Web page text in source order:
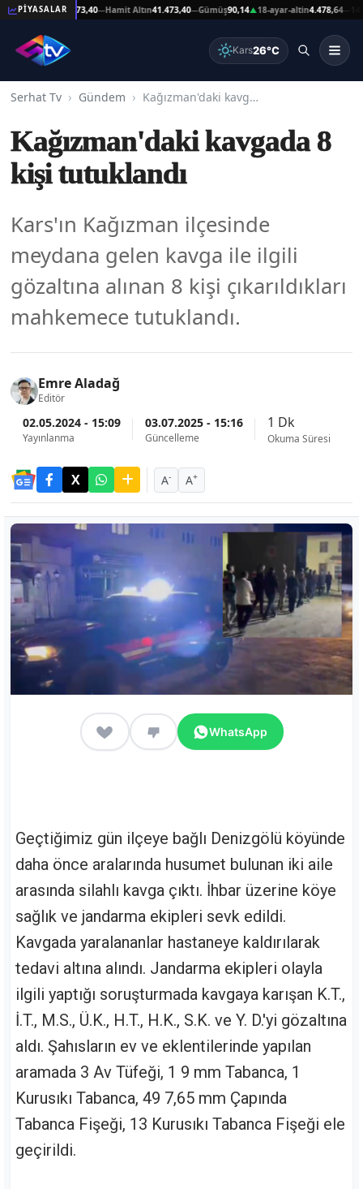
PİYASALAR
Altın41.473,40—Hamit Altın41.473,40—Gümüş90,14▲18-ayar-altin4.478,64—14-
Kars26°C
Serhat Tv Gündem Kağızman'daki kavgada 8 kişi tutuklandı
Kağızman'daki kavgada 8
kişi tutuklandı
Kars'ın Kağızman ilçesinde
meydana gelen kavga ile ilgili
gözaltına alınan 8 kişi çıkarıldıkları
mahkemece tutuklandı.
Emre Aladağ
Editör
02.05.2024 - 15:09
Yayınlanma
03.07.2025 - 15:16
Güncelleme
1 Dk
Okuma Süresi
A- A+
WhatsApp
Geçtiğimiz gün ilçeye bağlı Denizgölü köyünde
daha önce aralarında husumet bulunan iki aile
arasında silahlı kavga çıktı. İhbar üzerine köye
sağlık ve jandarma ekipleri sevk edildi.
Kavgada yaralananlar hastaneye kaldırılarak
tedavi altına alındı. Jandarma ekipleri olayla
ilgili yaptığı soruşturmada kavgaya karışan K.T.,
İ.T., M.S., Ü.K., H.T., H.K., S.K. ve Y. D.'yi gözaltına
aldı. Şahısların ev ve eklentilerinde yapılan
aramada 3 Av Tüfeği, 1 9 mm Tabanca, 1
Kurusıkı Tabanca, 49 7,65 mm Çapında
Tabanca Fişeği, 13 Kurusıkı Tabanca Fişeği ele
geçirildi.